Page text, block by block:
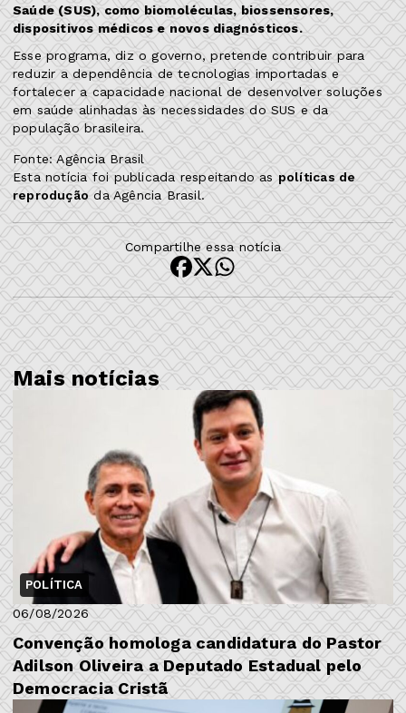
Saúde (SUS), como biomoléculas, biossensores,
dispositivos médicos e novos diagnósticos.
Esse programa, diz o governo, pretende contribuir para
reduzir a dependência de tecnologias importadas e
fortalecer a capacidade nacional de desenvolver soluções
em saúde alinhadas às necessidades do SUS e da
população brasileira.
Fonte: Agência Brasil
Esta notícia foi publicada respeitando as políticas de
reproduçãoda Agência Brasil.
Compartilhe essa notícia
Mais notícias
POLÍTICA
06/08/2026
​Convenção homologa candidatura do Pastor
Adilson Oliveira a Deputado Estadual pelo
Democracia Cristã